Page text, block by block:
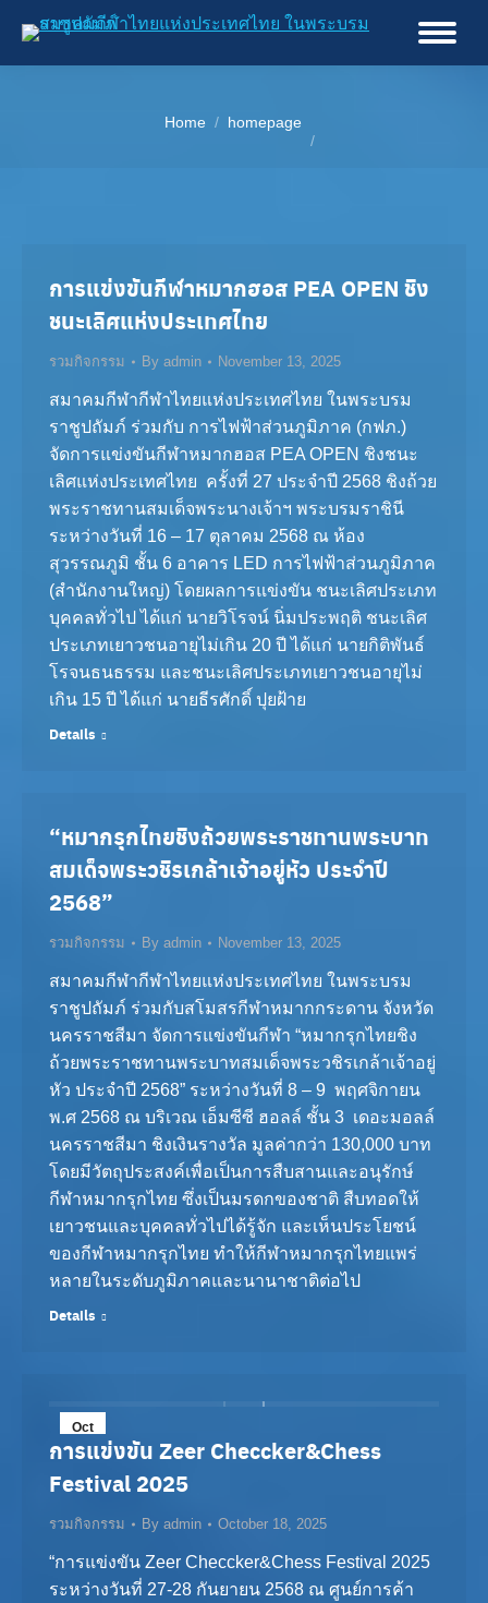
Home homepage
การแข่งขันกีฬาหมากฮอส PEA OPEN ชิง
ชนะเลิศแห่งประเทศไทย
รวมกิจกรรม By admin November 13, 2025
สมาคมกีฬากีฬาไทยแห่งประเทศไทย ในพระบรม
ราชูปถัมภ์ ร่วมกับ การไฟฟ้าส่วนภูมิภาค (กฟภ.)
จัดการแข่งขันกีฬาหมากฮอส PEA OPEN ชิงชนะ
เลิศแห่งประเทศไทย ครั้งที่ 27 ประจำปี 2568 ชิงถ้วย
พระราชทานสมเด็จพระนางเจ้าฯ พระบรมราชินี
ระหว่างวันที่ 16 – 17 ตุลาคม 2568 ณ ห้อง
สุวรรณภูมิ ชั้น 6 อาคาร LED การไฟฟ้าส่วนภูมิภาค
(สำนักงานใหญ่) โดยผลการแข่งขัน ชนะเลิศประเภท
บุคคลทั่วไป ได้แก่ นายวิโรจน์ นิ่มประพฤติ ชนะเลิศ
ประเภทเยาวชนอายุไม่เกิน 20 ปี ได้แก่ นายกิติพันธ์
โรจนธนธรรม และชนะเลิศประเภทเยาวชนอายุไม่
เกิน 15 ปี ได้แก่ นายธีรศักดิ์ ปุยฝ้าย
Details
“หมากรุกไทยชิงถ้วยพระราชทานพระบาท
สมเด็จพระวชิรเกล้าเจ้าอยู่หัว ประจำปี
2568”
รวมกิจกรรม By admin November 13, 2025
สมาคมกีฬากีฬาไทยแห่งประเทศไทย ในพระบรม
ราชูปถัมภ์ ร่วมกับสโมสรกีฬาหมากกระดาน จังหวัด
นครราชสีมา จัดการแข่งขันกีฬา “หมากรุกไทยชิง
ถ้วยพระราชทานพระบาทสมเด็จพระวชิรเกล้าเจ้าอยู่
หัว ประจำปี 2568” ระหว่างวันที่ 8 – 9 พฤศจิกายน
พ.ศ 2568 ณ บริเวณ เอ็มซีซี ฮอลล์ ชั้น 3 เดอะมอลล์
นครราชสีมา ชิงเงินรางวัล มูลค่ากว่า 130,000 บาท
โดยมีวัตถุประสงค์เพื่อเป็นการสืบสานและอนุรักษ์
กีฬาหมากรุกไทย ซึ่งเป็นมรดกของชาติ สืบทอดให้
เยาวชนและบุคคลทั่วไปได้รู้จัก และเห็นประโยชน์
ของกีฬาหมากรุกไทย ทำให้กีฬาหมากรุกไทยแพร่
หลายในระดับภูมิภาคและนานาชาติต่อไป
Details
Oct
18
2025
การแข่งขัน Zeer Checcker&Chess
Festival 2025
รวมกิจกรรม By admin October 18, 2025
“การแข่งขัน Zeer Checcker&Chess Festival 2025
ระหว่างวันที่ 27-28 กันยายน 2568 ณ ศูนย์การค้า